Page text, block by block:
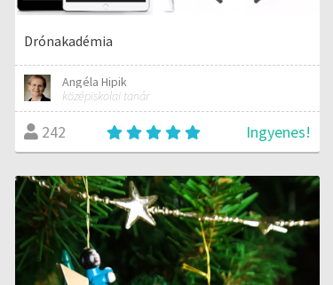
Drónakadémia
Angéla Hipik
középiskolai tanár
242 Ingyenes!